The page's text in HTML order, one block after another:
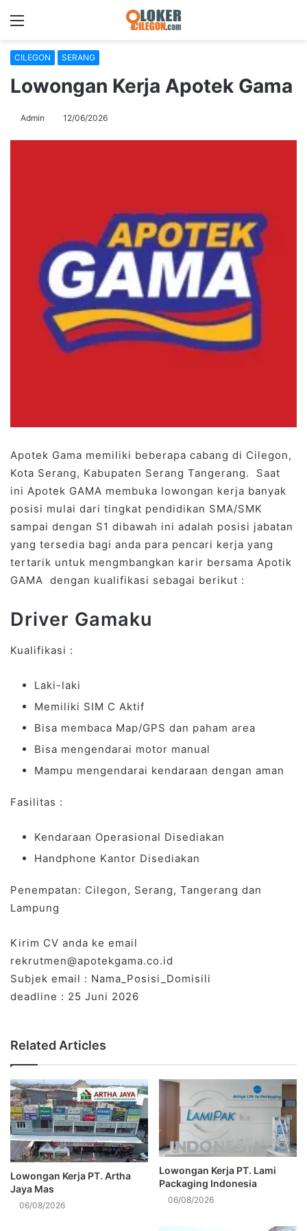
Menu
CILEGON SERANG
Lowongan Kerja Apotek Gama
Admin 12/06/2026
Apotek Gama memiliki beberapa cabang di Cilegon,
Kota Serang, Kabupaten Serang Tangerang. Saat
ini Apotek GAMA membuka lowongan kerja banyak
posisi mulai dari tingkat pendidikan SMA/SMK
sampai dengan S1 dibawah ini adalah posisi jabatan
yang tersedia bagi anda para pencari kerja yang
tertarik untuk mengmbangkan karir bersama Apotik
GAMA dengan kualifikasi sebagai berikut :
Driver Gamaku
Kualifikasi :
Laki-laki
Memiliki SIM C Aktif
Bisa membaca Map/GPS dan paham area
Bisa mengendarai motor manual
Mampu mengendarai kendaraan dengan aman
Fasilitas :
Kendaraan Operasional Disediakan
Handphone Kantor Disediakan
Penempatan: Cilegon, Serang, Tangerang dan
Lampung
Kirim CV anda ke email
rekrutmen@apotekgama.co.id
Subjek email : Nama_Posisi_Domisili
deadline : 25 Juni 2026
Related Articles
Lowongan Kerja PT. Artha
Jaya Mas
06/08/2026
Lowongan Kerja PT. Lami
Packaging Indonesia
06/08/2026